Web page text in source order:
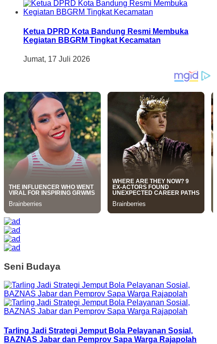
Ketua DPRD Kota Bandung Resmi Membuka
Kegiatan BBGRM Tingkat Kecamatan
Jumat, 17 Juli 2026
Seni Budaya
Tarling Jadi Strategi Jemput Bola Pelayanan Sosial,
BAZNAS Jabar dan Pemprov Sapa Warga Rajapolah